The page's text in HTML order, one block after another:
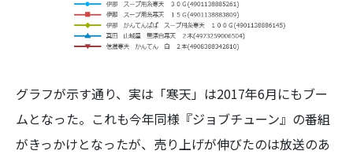
グラフが示す通り、実は「寒天」は2017年6月にもブー
ムとなった。これも今年同様『ジョブチューン』の番組
がきっかけとなったが、売り上げが伸びたのは放送のあ